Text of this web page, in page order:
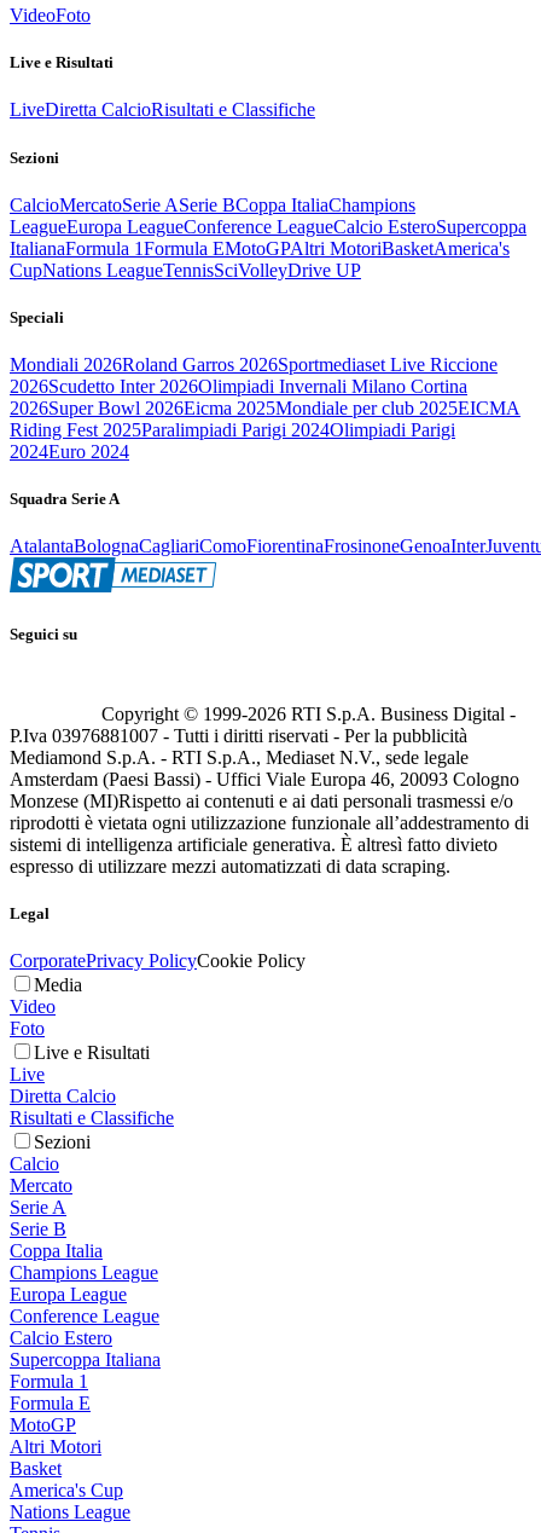
VideoFoto
Live e Risultati
LiveDiretta CalcioRisultati e Classifiche
Sezioni
CalcioMercatoSerie ASerie BCoppa ItaliaChampions
LeagueEuropa LeagueConference LeagueCalcio EsteroSupercoppa
ItalianaFormula 1Formula EMotoGPAltri MotoriBasketAmerica's
CupNations LeagueTennisSciVolleyDrive UP
Speciali
Mondiali 2026Roland Garros 2026Sportmediaset Live Riccione
2026Scudetto Inter 2026Olimpiadi Invernali Milano Cortina
2026Super Bowl 2026Eicma 2025Mondiale per club 2025EICMA
Riding Fest 2025Paralimpiadi Parigi 2024Olimpiadi Parigi
2024Euro 2024
Squadra Serie A
AtalantaBolognaCagliariComoFiorentinaFrosinoneGenoaInter
Seguici su
Copyright © 1999-2026 RTI S.p.A. Business Digital -
P.Iva 03976881007 - Tutti i diritti riservati - Per la pubblicità
Mediamond S.p.A. - RTI S.p.A., Mediaset N.V., sede legale
Amsterdam (Paesi Bassi) - Uffici Viale Europa 46, 20093 Cologno
Monzese (MI)Rispetto ai contenuti e ai dati personali trasmessi e/o
riprodotti è vietata ogni utilizzazione funzionale all’addestramento di
sistemi di intelligenza artificiale generativa. È altresì fatto divieto
espresso di utilizzare mezzi automatizzati di data scraping.
Legal
CorporatePrivacy PolicyCookie Policy
Media
Video
Foto
Live e Risultati
Live
Diretta Calcio
Risultati e Classifiche
Sezioni
Calcio
Mercato
Serie A
Serie B
Coppa Italia
Champions League
Europa League
Conference League
Calcio Estero
Supercoppa Italiana
Formula 1
Formula E
MotoGP
Altri Motori
Basket
America's Cup
Nations League